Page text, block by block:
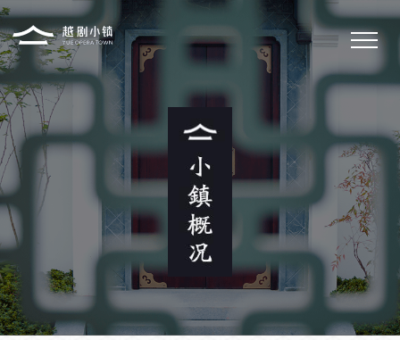
小镇概况
小镇文化
小镇新闻
小镇生活
联系我们